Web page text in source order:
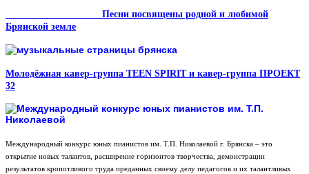
Песни посвящены родной и любимой
Брянской земле
Молодёжная кавер-группа TEEN SPIRIT и кавер-группа ПРОЕКТ
32
Международный конкурс юных пианистов им. Т.П. Николаевой г. Брянска – это
открытие новых талантов, расширение горизонтов творчества, демонстрации
результатов кропотливого труда преданных своему делу педагогов и их талантливых